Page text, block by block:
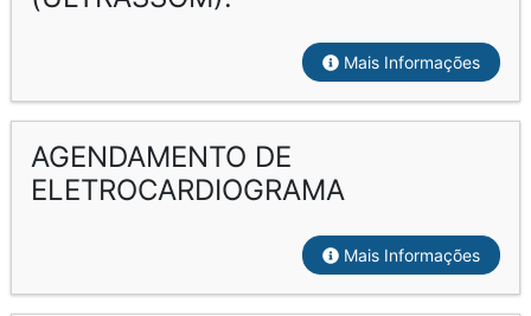
Mais Informações
AGENDAMENTO DE
ELETROCARDIOGRAMA
Mais Informações